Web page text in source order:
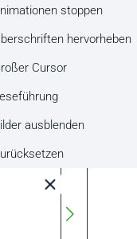
stoppen
hervorheben
Cursor
ausblenden